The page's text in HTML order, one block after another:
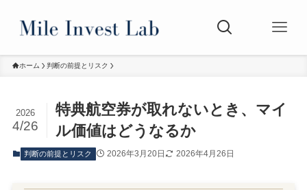
ホーム 判断の前提とリスク
特典航空券が取れないとき、マイ
ル価値はどうなるか
2026
4/26
判断の前提とリスク 2026年3月20日 2026年4月26日